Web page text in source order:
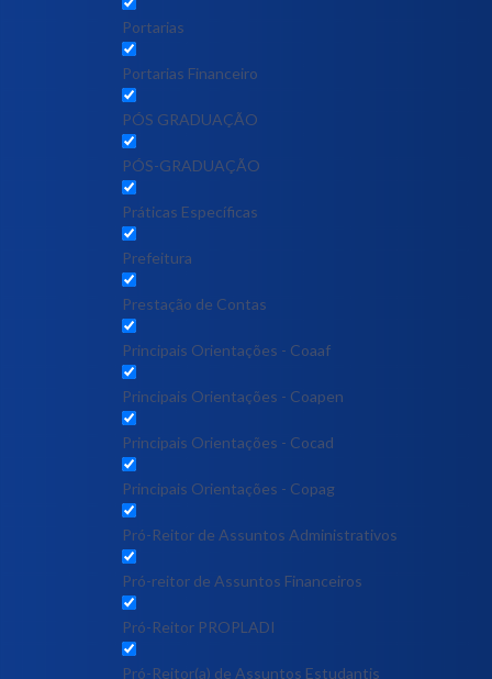
Portarias
Portarias Financeiro
PÓS GRADUAÇÃO
PÓS-GRADUAÇÃO
Práticas Específicas
Prefeitura
Prestação de Contas
Principais Orientações - Coaaf
Principais Orientações - Coapen
Principais Orientações - Cocad
Principais Orientações - Copag
Pró-Reitor de Assuntos Administrativos
Pró-reitor de Assuntos Financeiros
Pró-Reitor PROPLADI
Pró-Reitor(a) de Assuntos Estudantis